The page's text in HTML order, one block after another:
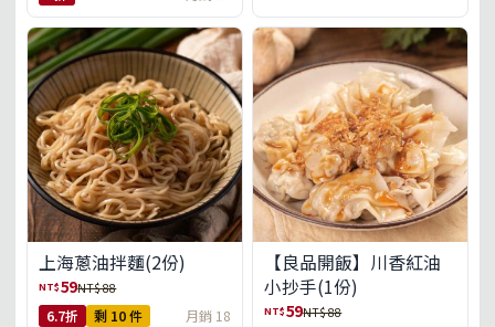
上海蔥油拌麵(2份)
NT$59NT$ 88
6.7折 剩 10 件 月銷 18
【良品開飯】川香紅油
小抄手(1份)
NT$59NT$ 88